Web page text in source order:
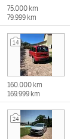
75.000 km
79.999 km
14
160.000 km
169.999 km
24